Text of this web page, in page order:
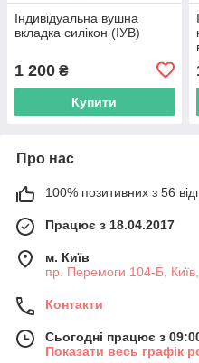
Індивідуальна вушна
вкладка силікон (ІУВ)
1 200 ₴
Купити
Про нас
100% позитивних з 56
Працює з 18.04.2017
м. Київ
пр. Перемоги 104-Б, Київ,
Контакти
Сьогодні працює з
Показати весь графік